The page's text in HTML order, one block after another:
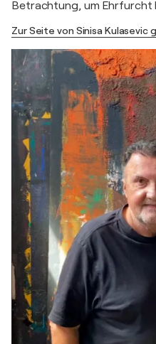
Betrachtung, um Ehrfurcht
Zur Seite von Sinisa Kulasevic